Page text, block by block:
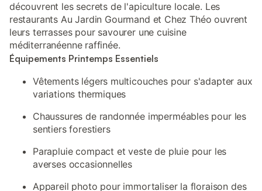
découvrent les secrets de l'apiculture locale. Les
restaurants Au Jardin Gourmand et Chez Théo ouvrent
leurs terrasses pour savourer une cuisine
méditerranéenne raffinée.
Équipements Printemps Essentiels
Vêtements légers multicouches pour s'adapter aux
variations thermiques
Chaussures de randonnée imperméables pour les
sentiers forestiers
Parapluie compact et veste de pluie pour les
averses occasionnelles
Appareil photo pour immortaliser la floraison des